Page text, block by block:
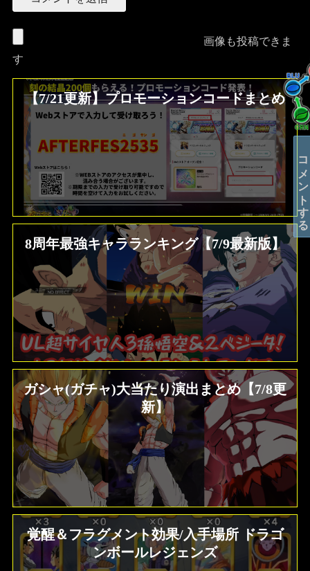
画像も投稿できま
す
【7/21更新】プロモーションコードまとめ
8周年最強キャラランキング【7/9最新版】
ガシャ(ガチャ)大当たり演出まとめ【7/8更
新】
覚醒＆フラグメント効果/入手場所 ドラゴ
ンボールレジェンズ
コメントする